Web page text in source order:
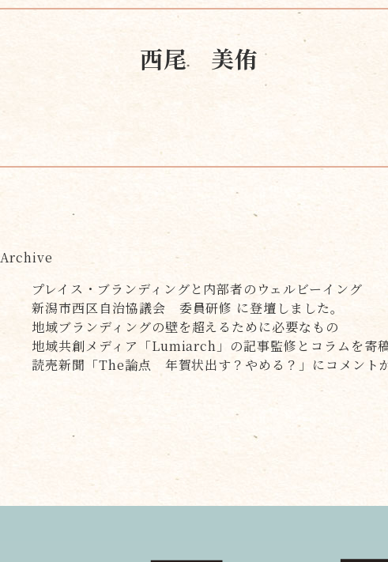
西尾 美侑
Archive
プレイス・ブランディングと内部者のウェルビーイング
新潟市西区自治協議会 委員研修 に登壇しました。
地域ブランディングの壁を超えるために必要なもの
地域共創メディア「Lumiarch」の記事監修とコラムを寄稿
読売新聞「The論点 年賀状出す？やめる？」にコメント